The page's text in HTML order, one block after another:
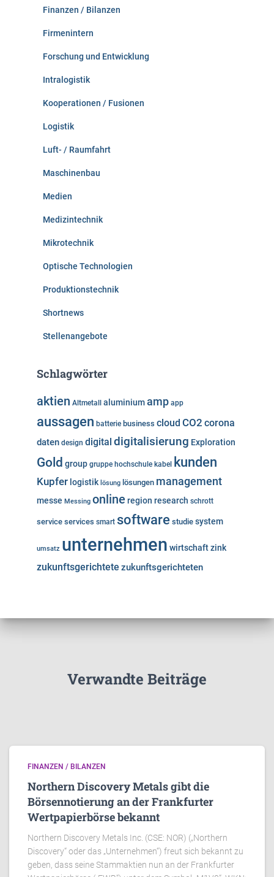
Finanzen / Bilanzen
Firmenintern
Forschung und Entwicklung
Intralogistik
Kooperationen / Fusionen
Logistik
Luft- / Raumfahrt
Maschinenbau
Medien
Medizintechnik
Mikrotechnik
Optische Technologien
Produktionstechnik
Shortnews
Stellenangebote
Schlagwörter
aktien Altmetall aluminiumamp app
aussagen batterie business cloud CO2 corona
daten design digital digitalisierung Exploration
Gold group gruppe hochschule kabel kunden
Kupfer logistik lösung lösungen management
messe Messing online region research schrott
service services smart software studie system
umsatz unternehmen wirtschaftzink
zukunftsgerichtete zukunftsgerichteten
Verwandte Beiträge
FINANZEN / BILANZEN
Northern Discovery Metals gibt die
Börsennotierung an der Frankfurter
Wertpapierbörse bekannt
Northern Discovery Metals Inc. (CSE: NOR) („Northern
Discovery“ oder das „Unternehmen“) freut sich bekannt zu
geben, dass seine Stammaktien nun an der Frankfurter